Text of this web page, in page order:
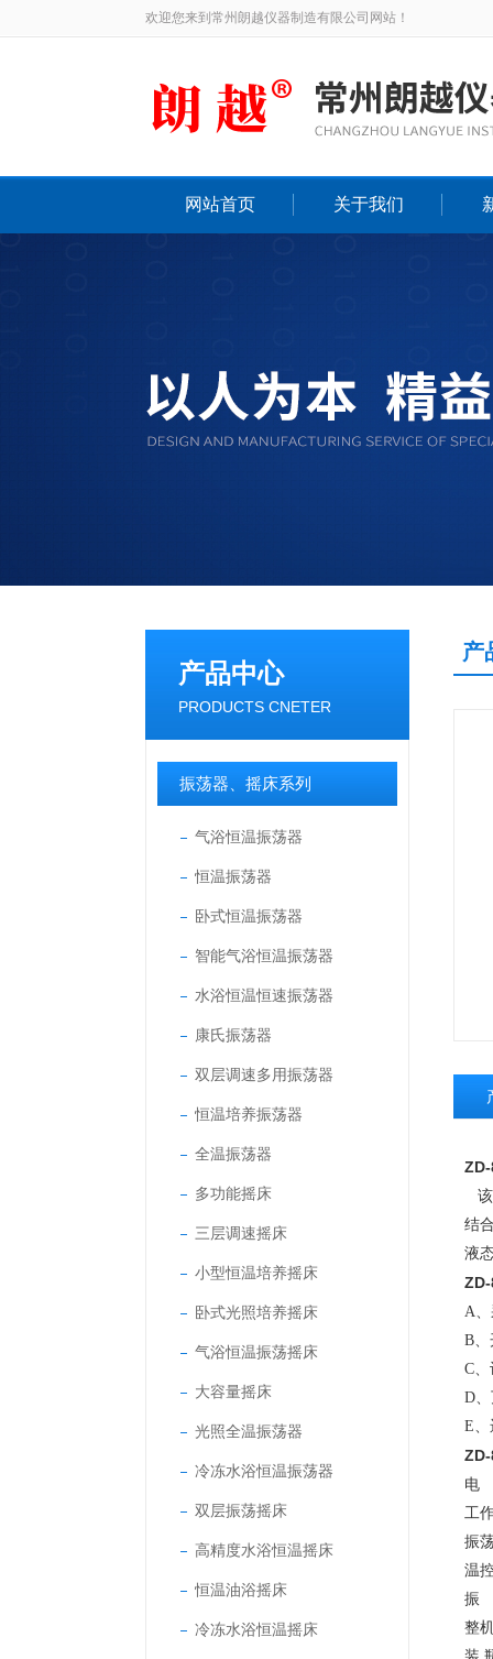
欢迎您来到常州朗越仪器制造有限公司网站！
网站首页 关于我们
产品中心
PRODUCTS CNETER
振荡器、摇床系列
气浴恒温振荡器
恒温振荡器
卧式恒温振荡器
智能气浴恒温振荡器
水浴恒温恒速振荡器
康氏振荡器
双层调速多用振荡器
恒温培养振荡器
全温振荡器
多功能摇床
三层调速摇床
小型恒温培养摇床
卧式光照培养摇床
气浴恒温振荡摇床
大容量摇床
光照全温振荡器
冷冻水浴恒温振荡器
双层振荡摇床
高精度水浴恒温摇床
恒温油浴摇床
冷冻水浴恒温摇床
产
该
结
液
A、
B、
C
D
E、
电
工
振
温
振
整